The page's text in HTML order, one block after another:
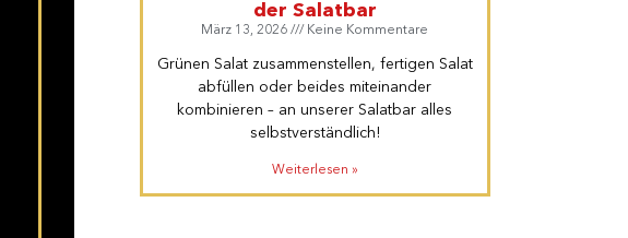
der Salatbar
März 13, 2026 Keine Kommentare
Grünen Salat zusammenstellen, fertigen Salat
abfüllen oder beides miteinander
kombinieren – an unserer Salatbar alles
selbstverständlich!
Weiterlesen »